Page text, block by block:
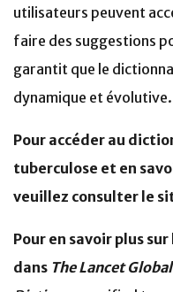
utilisateurs peuvent
faire des suggestions
garantit que le
dynamique et évolutive.
Pour accéder au
tuberculose et en
veuillez consulter le
Pour en savoir plus
dans The Lancet